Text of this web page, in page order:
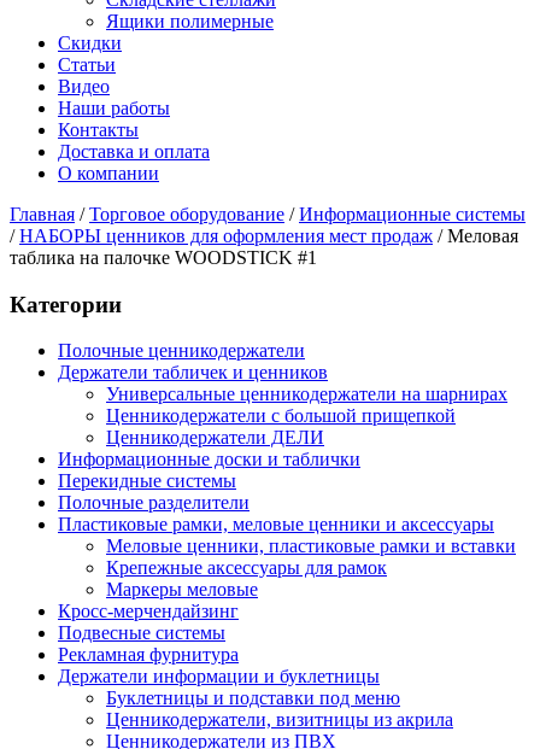
Ящики полимерные
Скидки
Статьи
Видео
Наши работы
Контакты
Доставка и оплата
О компании
Главная / Торговое оборудование / Информационные системы
/ НАБОРЫ ценников для оформления мест продаж / Меловая
таблика на палочке WOODSTICK #1
Категории
Полочные ценникодержатели
Держатели табличек и ценников
Универсальные ценникодержатели на шарнирах
Ценникодержатели с большой прищепкой
Ценникодержатели ДЕЛИ
Информационные доски и таблички
Перекидные системы
Полочные разделители
Пластиковые рамки, меловые ценники и аксессуары
Меловые ценники, пластиковые рамки и вставки
Крепежные аксессуары для рамок
Маркеры меловые
Кросс-мерчендайзинг
Подвесные системы
Рекламная фурнитура
Держатели информации и буклетницы
Буклетницы и подставки под меню
Ценникодержатели, визитницы из акрила
Ценникодержатели из ПВХ